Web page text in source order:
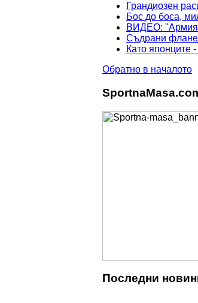
Грандиозен
Бос до боса,
ВИДЕО:
Съдрани
Като японците
Обратно в началото
Последни